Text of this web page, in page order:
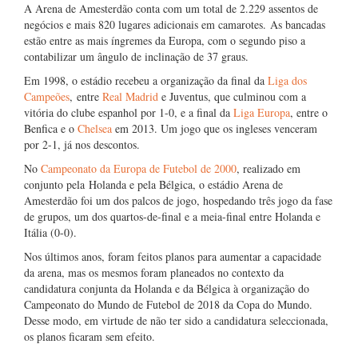
A Arena de Amesterdão conta com um total de 2.229 assentos de
negócios e mais 820 lugares adicionais em camarotes. As bancadas
estão entre as mais íngremes da Europa, com o segundo piso a
contabilizar um ângulo de inclinação de 37 graus.
Em 1998, o estádio recebeu a organização da final da Liga dos
Campeões, entre Real Madrid e Juventus, que culminou com a
vitória do clube espanhol por 1-0, e a final da Liga Europa, entre o
Benfica e o Chelsea em 2013. Um jogo que os ingleses venceram
por 2-1, já nos descontos.
No Campeonato da Europa de Futebol de 2000, realizado em
conjunto pela Holanda e pela Bélgica, o estádio Arena de
Amesterdão foi um dos palcos de jogo, hospedando três jogo da fase
de grupos, um dos quartos-de-final e a meia-final entre Holanda e
Itália (0-0).
Nos últimos anos, foram feitos planos para aumentar a capacidade
da arena, mas os mesmos foram planeados no contexto da
candidatura conjunta da Holanda e da Bélgica à organização do
Campeonato do Mundo de Futebol de 2018 da Copa do Mundo.
Desse modo, em virtude de não ter sido a candidatura seleccionada,
os planos ficaram sem efeito.